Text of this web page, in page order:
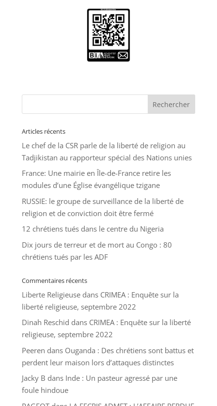
Articles récents
Le chef de la CSR parle de la liberté de religion au
Tadjikistan au rapporteur spécial des Nations unies
France: Une mairie en Île-de-France retire les
modules d’une Église évangélique tzigane
RUSSIE: le groupe de surveillance de la liberté de
religion et de conviction doit être fermé
12 chrétiens tués dans le centre du Nigeria
Dix jours de terreur et de mort au Congo : 80
chrétiens tués par les ADF
Commentaires récents
Liberte Religieusedans CRIMEA : Enquête sur la
liberté religieuse, septembre 2022
Dinah Reschid dans CRIMEA : Enquête sur la liberté
religieuse, septembre 2022
Peeren dans Ouganda : Des chrétiens sont battus et
perdent leur maison lors d’attaques distinctes
Jacky B dans Inde : Un pasteur agressé par une
foule hindoue